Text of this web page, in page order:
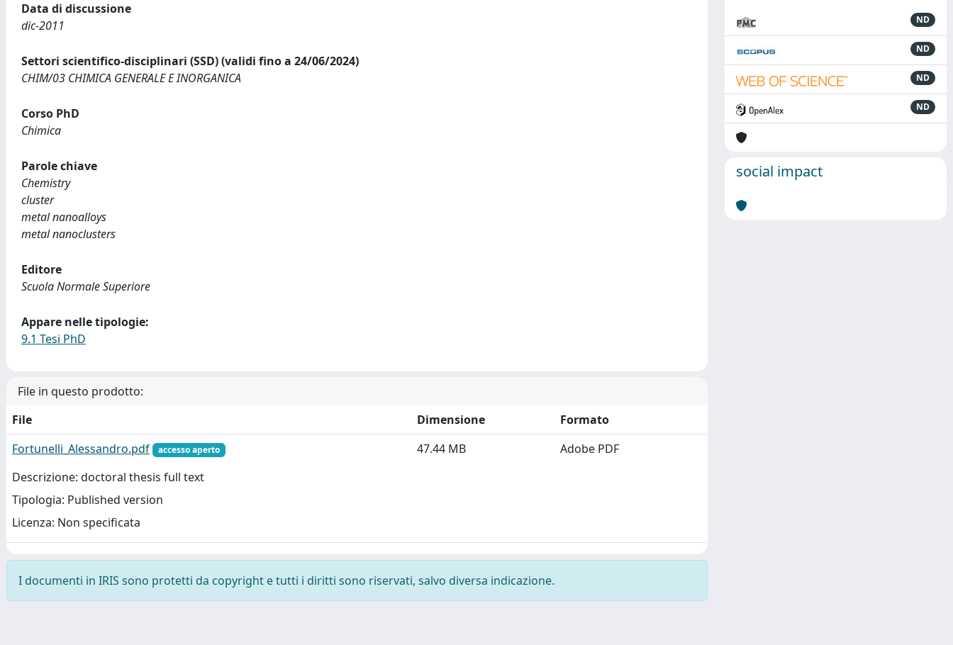
Data di discussione
dic-2011
Settori scientifico-disciplinari (SSD) (validi fino a 24/06/2024)
CHIM/03 CHIMICA GENERALE E INORGANICA
Corso PhD
Chimica
Parole chiave
Chemistry
cluster
metal nanoalloys
metal nanoclusters
Editore
Scuola Normale Superiore
Appare nelle tipologie:
9.1 Tesi PhD
File in questo prodotto:
File
Dimensione
Formato
Fortunelli_Alessandro.pdf
accesso aperto
Descrizione: doctoral thesis full text
Tipologia: Published version
Licenza: Non specificata
47.44 MB Adobe PDF
I documenti in IRIS sono protetti da copyright e tutti i diritti sono riservati, salvo diversa indicazione.
ND
ND
ND
ND
social impact